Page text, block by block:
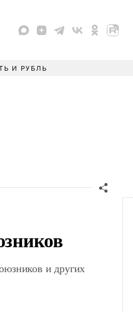
И РУБЛЬ
и других